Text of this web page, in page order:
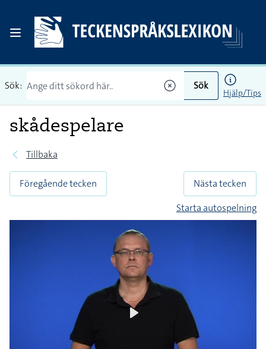
Sök: Sök
Hjälp/Tips
skådespelare
Tillbaka
Föregående tecken
Nästa tecken
Starta autospelning